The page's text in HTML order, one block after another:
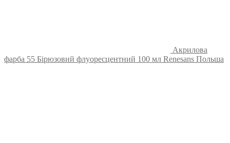
Акрилова
фарба 55 Бірюзовий флуоресцентний 100 мл Renesans Польша